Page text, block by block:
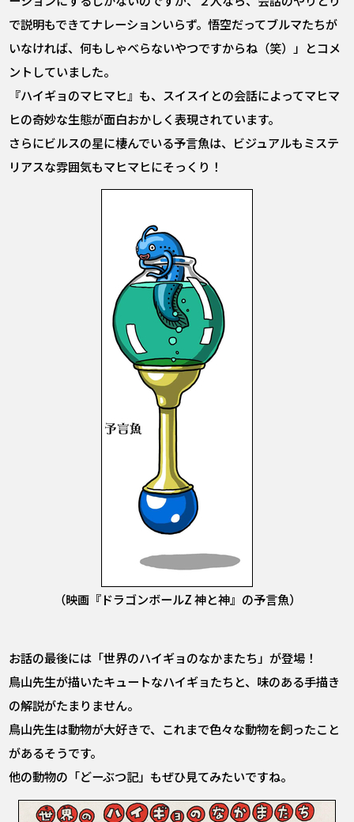
で説明もできてナレーションいらず。悟空だってブルマたちが
いなければ、何もしゃべらないやつですからね（笑）」とコメ
ントしていました。
『ハイギョのマヒマヒ』も、スイスイとの会話によってマヒマ
ヒの奇妙な生態が面白おかしく表現されています。
さらにビルスの星に棲んでいる予言魚は、ビジュアルもミステ
リアスな雰囲気もマヒマヒにそっくり！
（映画『ドラゴンボールZ 神と神』の予言魚）
お話の最後には「世界のハイギョのなかまたち」が登場！
鳥山先生が描いたキュートなハイギョたちと、味のある手描き
の解説がたまりません。
鳥山先生は動物が大好きで、これまで色々な動物を飼ったこと
があるそうです。
他の動物の「どーぶつ記」もぜひ見てみたいですね。